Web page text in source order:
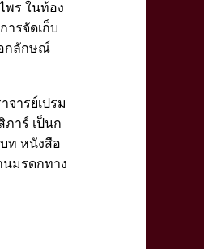
พร ในท้อง
ารจัดเก็บ
อกลักษณ์
ารย์เปรม
าร์ เป็นก
ท หนังสือ
นมรดกทาง